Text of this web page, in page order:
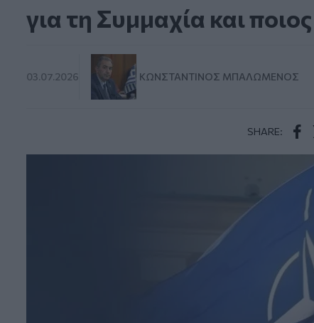
για τη Συμμαχία και
03.07.2026 ΚΩΝΣΤΑΝΤΊΝΟΣ ΜΠΑΛΩΜΈΝΟΣ
SHARE: